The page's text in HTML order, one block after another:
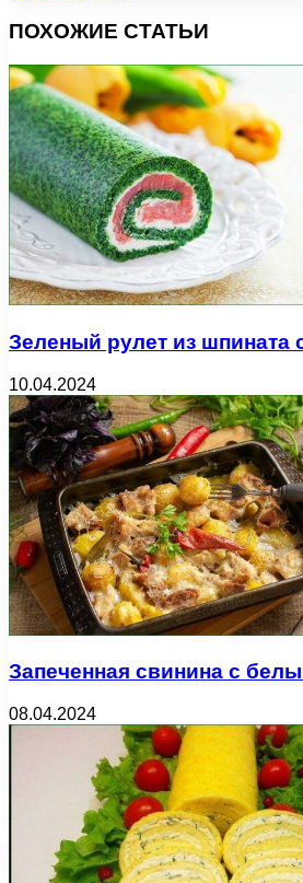
ПОХОЖИЕ СТАТЬИ
Зеленый рулет из шпината
10.04.2024
Запеченная свинина с
08.04.2024